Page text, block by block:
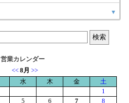
▼
営業カレンダー